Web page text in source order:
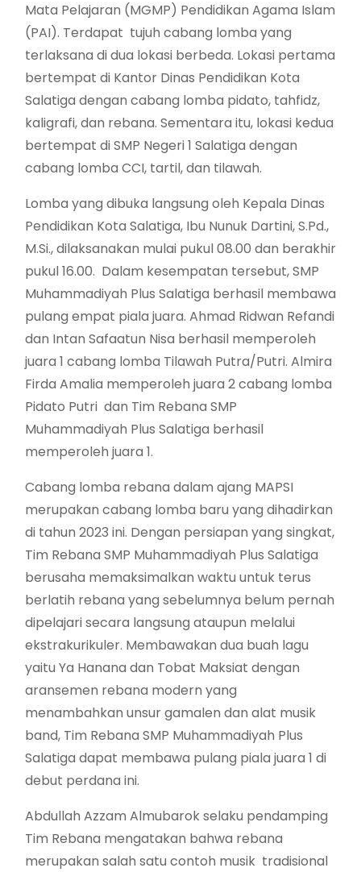
Mata Pelajaran (MGMP) Pendidikan Agama Islam
(PAI). Terdapat tujuh cabang lomba yang
terlaksana di dua lokasi berbeda. Lokasi pertama
bertempat di Kantor Dinas Pendidikan Kota
Salatiga dengan cabang lomba pidato, tahfidz,
kaligrafi, dan rebana. Sementara itu, lokasi kedua
bertempat di SMP Negeri 1 Salatiga dengan
cabang lomba CCI, tartil, dan tilawah.
Lomba yang dibuka langsung oleh Kepala Dinas
Pendidikan Kota Salatiga, Ibu Nunuk Dartini, S.Pd.,
M.Si., dilaksanakan mulai pukul 08.00 dan berakhir
pukul 16.00. Dalam kesempatan tersebut, SMP
Muhammadiyah Plus Salatiga berhasil membawa
pulang empat piala juara. Ahmad Ridwan Refandi
dan Intan Safaatun Nisa berhasil memperoleh
juara 1 cabang lomba Tilawah Putra/Putri. Almira
Firda Amalia memperoleh juara 2 cabang lomba
Pidato Putri dan Tim Rebana SMP
Muhammadiyah Plus Salatiga berhasil
memperoleh juara 1.
Cabang lomba rebana dalam ajang MAPSI
merupakan cabang lomba baru yang dihadirkan
di tahun 2023 ini. Dengan persiapan yang singkat,
Tim Rebana SMP Muhammadiyah Plus Salatiga
berusaha memaksimalkan waktu untuk terus
berlatih rebana yang sebelumnya belum pernah
dipelajari secara langsung ataupun melalui
ekstrakurikuler. Membawakan dua buah lagu
yaitu Ya Hanana dan Tobat Maksiat dengan
aransemen rebana modern yang
menambahkan unsur gamalen dan alat musik
band, Tim Rebana SMP Muhammadiyah Plus
Salatiga dapat membawa pulang piala juara 1 di
debut perdana ini.
Abdullah Azzam Almubarok selaku pendamping
Tim Rebana mengatakan bahwa rebana
merupakan salah satu contoh musik tradisional